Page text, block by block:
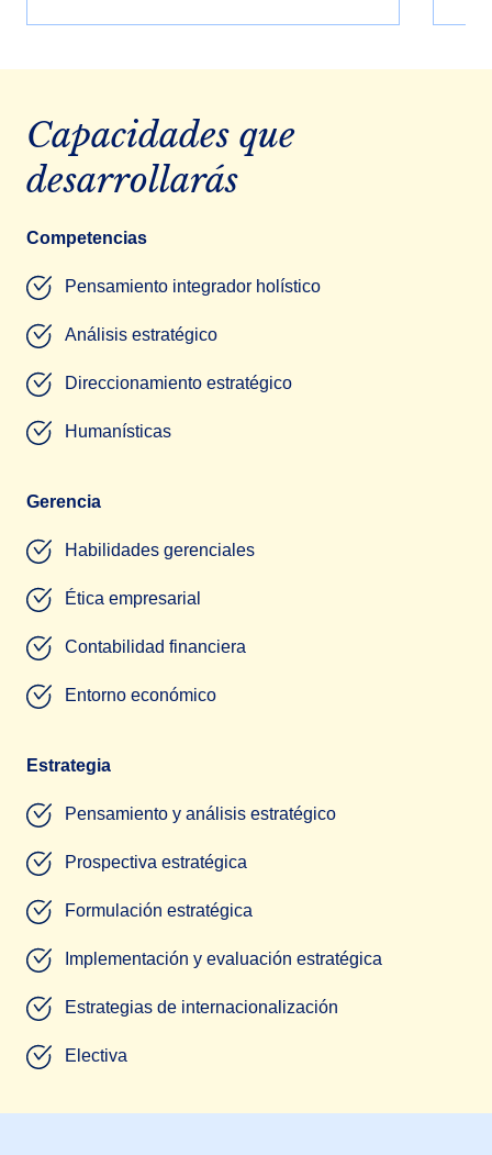
Capacidades que
desarrollarás
Competencias
Pensamiento integrador holístico
Análisis estratégico
Direccionamiento estratégico
Humanísticas
Gerencia
Habilidades gerenciales
Ética empresarial
Contabilidad financiera
Entorno económico
Estrategia
Pensamiento y análisis estratégico
Prospectiva estratégica
Formulación estratégica
Implementación y evaluación estratégica
Estrategias de internacionalización
Electiva